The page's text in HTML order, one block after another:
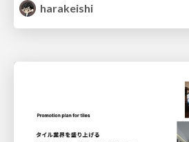
harakeishi